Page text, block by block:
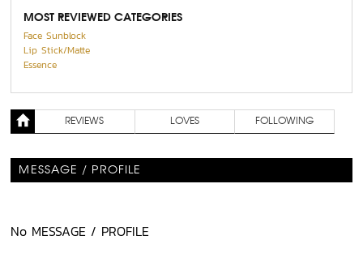
MOST REVIEWED CATEGORIES
Face Sunblock
Lip Stick/Matte
Essence
REVIEWS LOVES FOLLOWING
MESSAGE / PROFILE
No MESSAGE / PROFILE